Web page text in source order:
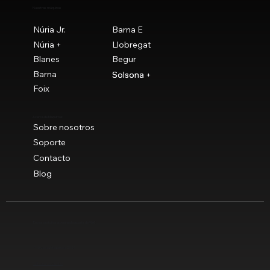
Núria Jr.
Barna E
Núria +
Llobregat
Blanes
Begur
Barna
Solsona
Foix
Solsona +
Sobre nosotros
Soporte
Contacto
Blog